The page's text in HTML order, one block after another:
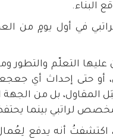
البناء.
في أول يومٍ من
التعلّم والتطور
أو حتى إحداث أي
المقاول، بل من
لراتبي بينما
أنه يدفع لِعُمال